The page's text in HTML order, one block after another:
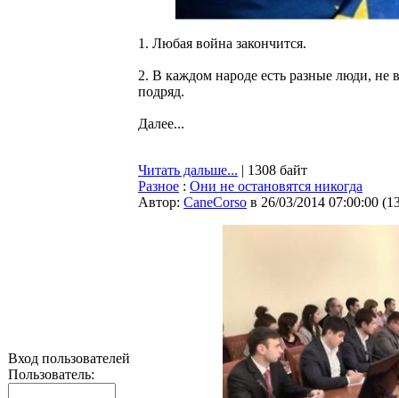
Вход пользователей
Пользователь:
1. Любая война закончится.
2. В каждом народе есть разные люди, не
подряд.
Далее...
Читать дальше... | 1308 байт
Разное : Они не остановятся никогда
Автор: CaneCorso в 26/03/2014 07:00:00 (